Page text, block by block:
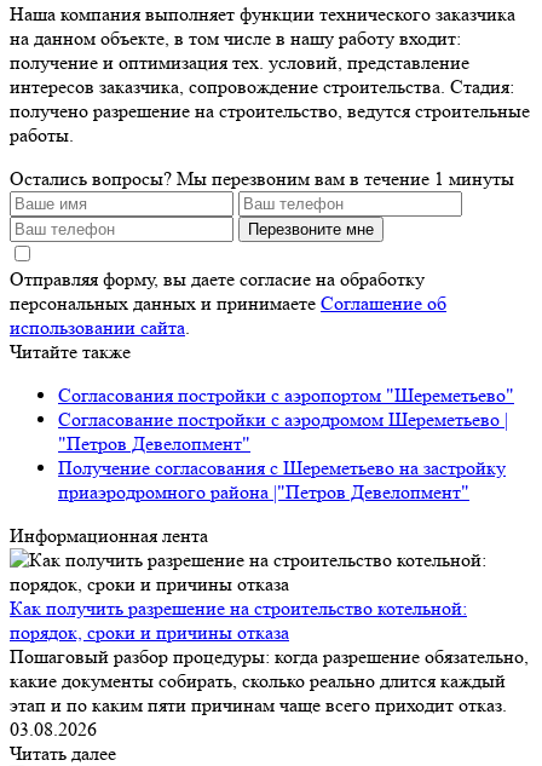
Наша компания выполняет функции технического заказчика
на данном объекте, в том числе в нашу работу входит:
получение и оптимизация тех. условий, представление
интересов заказчика, сопровождение строительства. Стадия:
получено разрешение на строительство, ведутся строительные
работы.
Остались вопросы? Мы перезвоним вам в течение 1 минуты
Перезвоните мне
Отправляя форму, вы даете согласие на обработку
персональных данных и принимаете Соглашение об
использовании сайта
Читайте также
Согласования постройки с аэропортом "Шереметьево"
Согласование постройки с аэродромом Шереметьево |
"Петров Девелопмент"
Получение согласования с Шереметьево на застройку
приаэродромного района |"Петров Девелопмент"
Информационная лента
Как получить разрешение на строительство котельной:
порядок, сроки и причины отказа
Пошаговый разбор процедуры: когда разрешение обязательно,
какие документы собирать, сколько реально длится каждый
этап и по каким пяти причинам чаще всего приходит отказ.
03.08.2026
Читать далее